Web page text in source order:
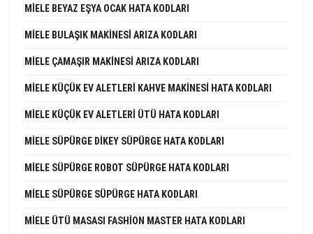
MIELE BEYAZ EŞYA OCAK HATA KODLARI
MIELE BULAŞIK MAKINESI ARIZA KODLARI
MIELE ÇAMAŞIR MAKINESI ARIZA KODLARI
MIELE KÜÇÜK EV ALETLERI KAHVE MAKINESI HATA KODLARI
MIELE KÜÇÜK EV ALETLERI ÜTÜ HATA KODLARI
MIELE SÜPÜRGE DIKEY SÜPÜRGE HATA KODLARI
MIELE SÜPÜRGE ROBOT SÜPÜRGE HATA KODLARI
MIELE SÜPÜRGE SÜPÜRGE HATA KODLARI
MIELE ÜTÜ MASASI FASHION MASTER HATA KODLARI